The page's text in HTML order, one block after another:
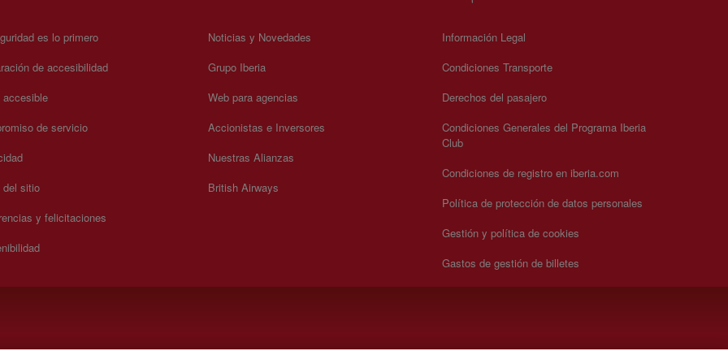
es lo primero
de accesibilidad
accesible
de servicio
del sitio
y felicitaciones
Noticias y Novedades
Grupo Iberia
Web para agencias
Accionistas e Inversores
Nuestras Alianzas
British Airways
Información Legal
Condiciones Transporte
Derechos del pasajero
Condiciones Generales del Programa Iberia
Club
Condiciones de registro en iberia.com
Política de protección de datos personales
Gestión y política de cookies
Gastos de gestión de billetes